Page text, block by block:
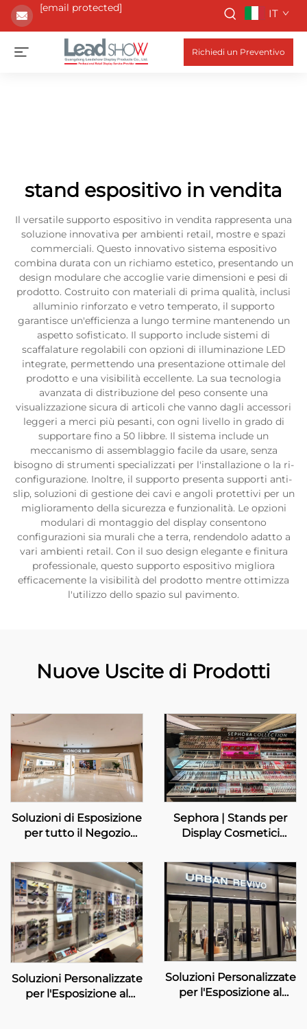
[email protected] IT
Richiedi un Preventivo
stand espositivo in vendita
Il versatile supporto espositivo in vendita rappresenta una
soluzione innovativa per ambienti retail, mostre e spazi
commerciali. Questo innovativo sistema espositivo
combina durata con un richiamo estetico, presentando un
design modulare che accoglie varie dimensioni e pesi di
prodotto. Costruito con materiali di prima qualità, inclusi
alluminio rinforzato e vetro temperato, il supporto
garantisce un'efficienza a lungo termine mantenendo un
aspetto sofisticato. Il supporto include sistemi di
scaffalature regolabili con opzioni di illuminazione LED
integrate, permettendo una presentazione ottimale del
prodotto e una visibilità eccellente. La sua tecnologia
avanzata di distribuzione del peso consente una
visualizzazione sicura di articoli che vanno dagli accessori
leggeri a merci più pesanti, con ogni livello in grado di
supportare fino a 50 libbre. Il sistema include un
meccanismo di assemblaggio facile da usare, senza
bisogno di strumenti specializzati per l'installazione o la ri-
configurazione. Inoltre, il supporto presenta supporti anti-
slip, soluzioni di gestione dei cavi e angoli protettivi per un
miglioramento della sicurezza e funzionalità. Le opzioni
modulari di montaggio del display consentono
configurazioni sia murali che a terra, rendendolo adatto a
vari ambienti retail. Con il suo design elegante e finitura
professionale, questo supporto espositivo migliora
efficacemente la visibilità del prodotto mentre ottimizza
l'utilizzo dello spazio sul pavimento.
Nuove Uscite di Prodotti
Soluzioni di Esposizione
per tutto il Negozio
HONOR
Sephora | Stands per
Display Cosmetici
Soluzioni Personalizzate
per l'Esposizione al
Soluzioni Personalizzate
per l'Esposizione al